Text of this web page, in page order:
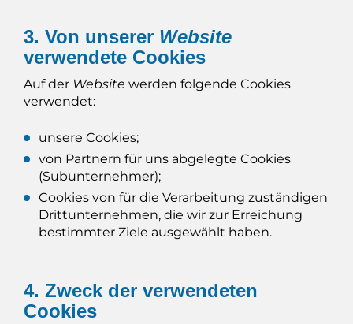
3. Von unserer Website
verwendete Cookies
Auf der Website werden folgende Cookies
verwendet:
unsere Cookies;
von Partnern für uns abgelegte Cookies
(Subunternehmer);
Cookies von für die Verarbeitung zuständigen
Drittunternehmen, die wir zur Erreichung
bestimmter Ziele ausgewählt haben.
4. Zweck der verwendeten
Cookies